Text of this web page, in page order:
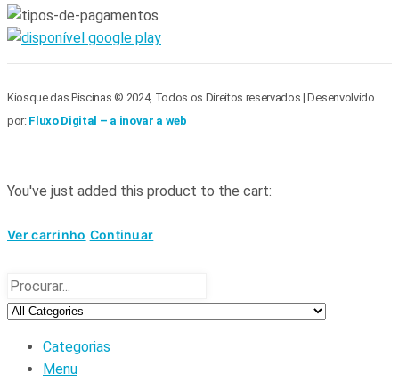
Kiosque das Piscinas © 2024, Todos os Direitos reservados | Desenvolvido
por: Fluxo Digital – a inovar a web
You've just added this product to the cart:
Ver carrinho Continuar
Categorias
Menu